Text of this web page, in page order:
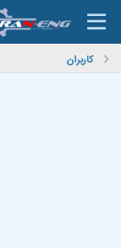
کاربران